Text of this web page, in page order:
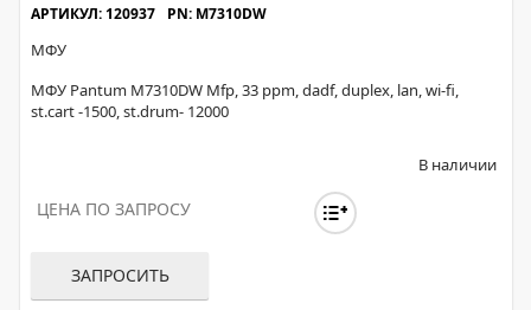
АРТИКУЛ: 120937 PN: M7310DW
МФУ
МФУ Pantum M7310DW Mfp, 33 ppm, dadf, duplex, lan, wi-fi,
st.cart -1500, st.drum- 12000
В наличии
ЦЕНА ПО ЗАПРОСУ
ЗАПРОСИТЬ